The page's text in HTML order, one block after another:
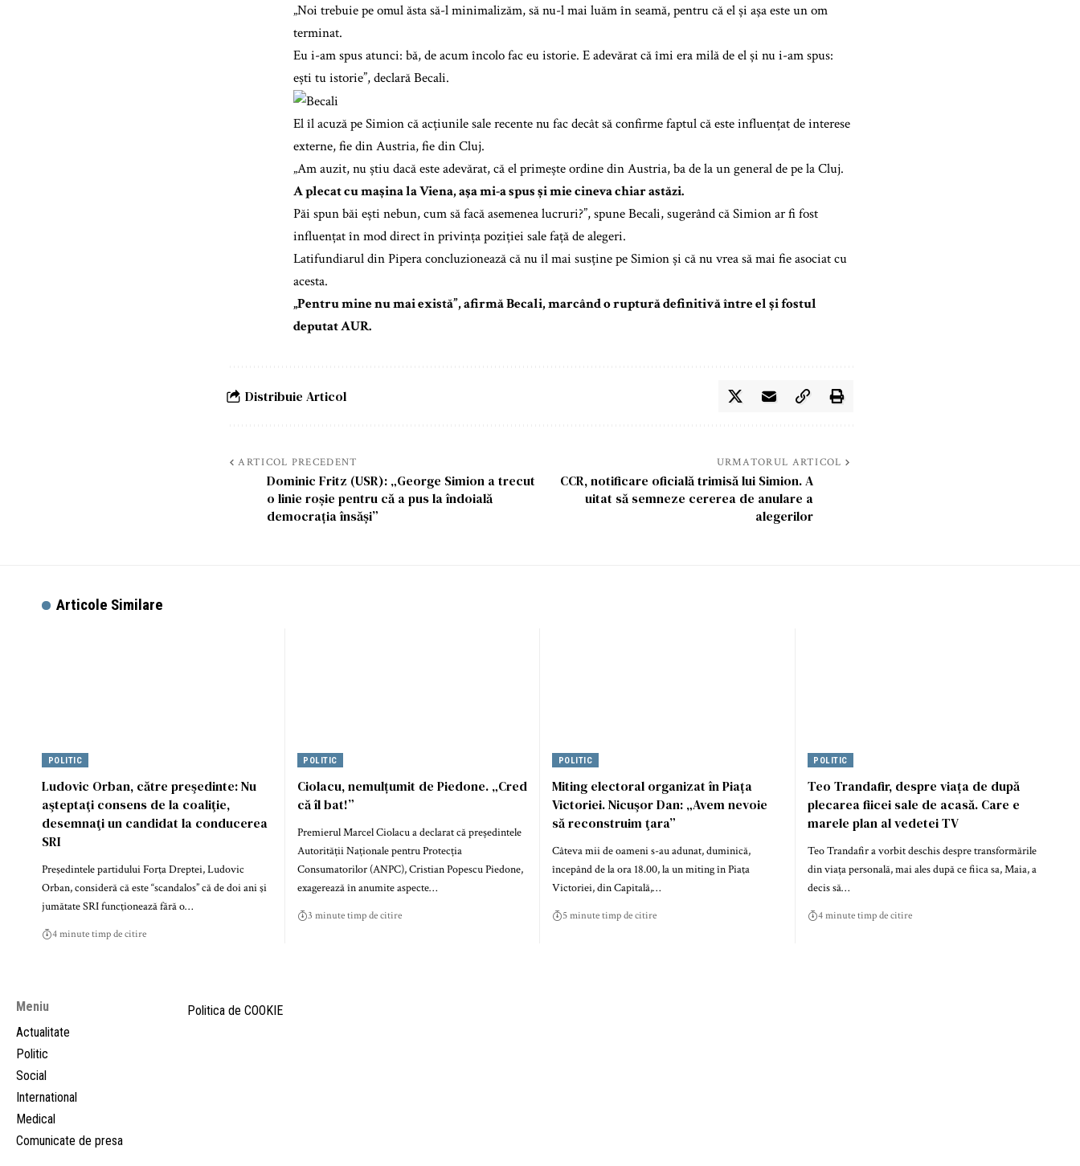
„Noi trebuie pe omul ăsta să-l minimalizăm, să nu-l mai luăm în seamă, pentru că el și așa este un om
terminat.
Eu i-am spus atunci: bă, de acum încolo fac eu istorie. E adevărat că îmi era milă de el și nu i-am spus:
ești tu istorie”, declară Becali.
El îl acuză pe Simion că acțiunile sale recente nu fac decât să confirme faptul că este influențat de interese
externe, fie din Austria, fie din Cluj.
„Am auzit, nu știu dacă este adevărat, că el primește ordine din Austria, ba de la un general de pe la Cluj.
A plecat cu mașina la Viena, așa mi-a spus și mie cineva chiar astăzi.
Păi spun băi ești nebun, cum să facă asemenea lucruri?”, spune Becali, sugerând că Simion ar fi fost
influențat în mod direct în privința poziției sale față de alegeri.
Latifundiarul din Pipera concluzionează că nu îl mai susține pe Simion și că nu vrea să mai fie asociat cu
acesta.
„Pentru mine nu mai există”, afirmă Becali, marcând o ruptură definitivă între el și fostul
deputat AUR.
Distribuie Articol
ARTICOL PRECEDENT
Dominic Fritz (USR): „George Simion a trecut
o linie roșie pentru că a pus la îndoială
democrația însăși”
URMATORUL ARTICOL
CCR, notificare oficială trimisă lui Simion. A
uitat să semneze cererea de anulare a
alegerilor
Articole Similare
POLITIC
Ludovic Orban, către preşedinte: Nu
aşteptaţi consens de la coaliţie,
desemnaţi un candidat la conducerea
SRI
Preşedintele partidului Forţa Dreptei, Ludovic
Orban, consideră că este “scandalos” că de doi ani şi
jumătate SRI funcţionează fără o…
4 minute timp de citire
POLITIC
Ciolacu, nemulțumit de Piedone. „Cred
că îl bat!”
Premierul Marcel Ciolacu a declarat că președintele
Autorității Naționale pentru Protecția
Consumatorilor (ANPC), Cristian Popescu Piedone,
exagerează în anumite aspecte…
3 minute timp de citire
POLITIC
Miting electoral organizat în Piața
Victoriei. Nicuşor Dan: „Avem nevoie
să reconstruim ţara”
Câteva mii de oameni s-au adunat, duminică,
începând de la ora 18.00, la un miting în Piaţa
Victoriei, din Capitală,…
5 minute timp de citire
POLITIC
Teo Trandafir, despre viața de după
plecarea fiicei sale de acasă. Care e
marele plan al vedetei TV
Teo Trandafir a vorbit deschis despre transformările
din viața personală, mai ales după ce fiica sa, Maia, a
decis să…
4 minute timp de citire
Meniu
Actualitate
Politic
Social
International
Medical
Comunicate de presa
Politica de COOKIE